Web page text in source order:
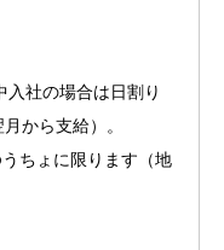
社の場合は日割り
から支給）。
ちょに限ります（地